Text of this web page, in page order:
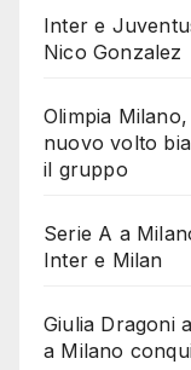
Inter e
Nico Gonzalez
Olimpia
nuovo volto
il gruppo
Serie A a
Inter e Milan
Giulia Dragoni
a Milano